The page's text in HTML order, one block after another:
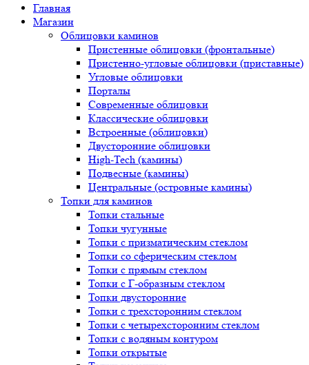
Главная
Магазин
Облицовки каминов
Пристенные облицовки (фронтальные)
Пристенно-угловые облицовки (приставные)
Угловые облицовки
Порталы
Современные облицовки
Классические облицовки
Встроенные (облицовки)
Двусторонние облицовки
High-Tech (камины)
Подвесные (камины)
Центральные (островные камины)
Топки для каминов
Топки стальные
Топки чугунные
Топки с призматическим стеклом
Топки со сферическим стеклом
Топки с прямым стеклом
Топки с Г-образным стеклом
Топки двусторонние
Топки с трехсторонним стеклом
Топки с четырехсторонним стеклом
Топки с водяным контуром
Топки открытые